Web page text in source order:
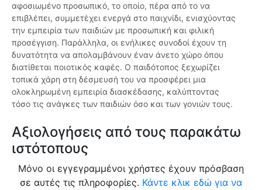
αφοσιωμένο προσωπικό, το οποίο, πέρα από το να
επιβλέπει, συμμετέχει ενεργά στο παιχνίδι, ενισχύοντας
την εμπειρία των παιδιών με προσωπική και φιλική
προσέγγιση. Παράλληλα, οι ενήλικες συνοδοί έχουν τη
δυνατότητα να απολαμβάνουν έναν άνετο χώρο όπου
διατίθεται ποιοτικός καφές. Ο παιδότοπος ξεχωρίζει
τοπικά χάρη στη δέσμευσή του να προσφέρει μια
ολοκληρωμένη εμπειρία διασκέδασης, καλύπτοντας
τόσο τις ανάγκες των παιδιών όσο και των γονιών τους.
Αξιολογήσεις από τους παρακάτω
ιστότοπους
Μόνο οι εγγεγραμμένοι χρήστες έχουν πρόσβαση
σε αυτές τις πληροφορίες. Κάντε κλικ εδώ για να